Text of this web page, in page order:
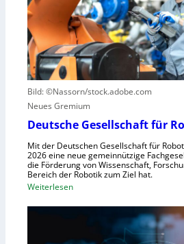
u
n
u
t
z
e
n
e
u
e
r
u
n
g
s
s
y
s
t
e
z
e
n
t
r
u
m
f
ü
R
o
b
o
t
Bild: ©Nassorn/stock.adobe.com
Neues Gremium
Deutsche Gesellschaft für
Mit der Deutschen Gesellschaft für
2026 eine neue gemeinnützige
die Förderung von Wissenschaft,
Bereich der Robotik zum Ziel hat.
Weiterlesen: